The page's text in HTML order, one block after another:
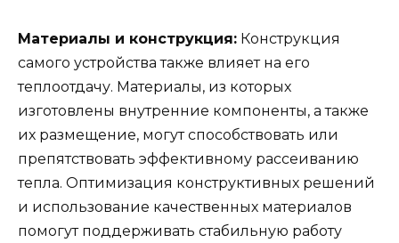
Материалы и конструкция: Конструкция
самого устройства также влияет на его
теплоотдачу. Материалы, из которых
изготовлены внутренние компоненты, а также
их размещение, могут способствовать или
препятствовать эффективному рассеиванию
тепла. Оптимизация конструктивных решений
и использование качественных материалов
помогут поддерживать стабильную работу